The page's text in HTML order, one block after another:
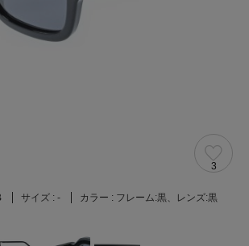
3
サイズ : - カラー : フレーム:黒、レンズ:黒